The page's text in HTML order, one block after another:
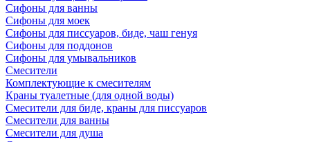
Сифоны для ванны
Сифоны для моек
Сифоны для писсуаров, биде, чаш генуя
Сифоны для поддонов
Сифоны для умывальников
Смесители
Комплектующие к смесителям
Краны туалетные (для одной воды)
Смесители для биде, краны для писсуаров
Смесители для ванны
Смесители для душа